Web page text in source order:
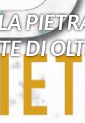
DI